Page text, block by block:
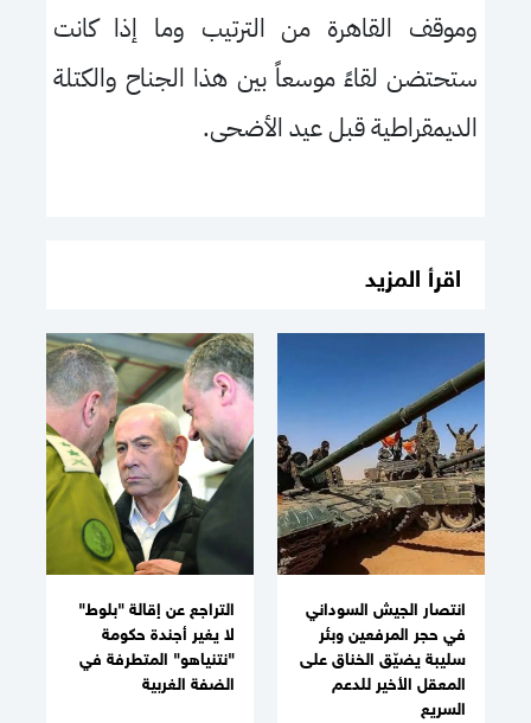
وموقف القاهرة من الترتيب وما إذا كانت
ستحتضن لقاءً موسعاً بين هذا الجناح والكتلة
الديمقراطية قبل عيد الأضحى.
اقرأ المزيد
انتصار الجيش السوداني
في حجر المرفعين وبئر
سليبة يضيّق الخناق على
المعقل الأخير للدعم
السريع
التراجع عن إقالة "بلوط"
لا يغير أجندة حكومة
"نتنياهو" المتطرفة في
الضفة الغربية